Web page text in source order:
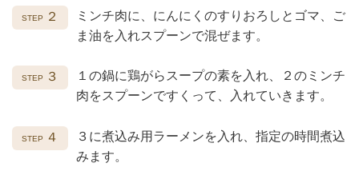
２
ミンチ肉に、にんにくのすりおろしとゴマ、ご
ま油を入れスプーンで混ぜます。
３
１の鍋に鶏がらスープの素を入れ、２のミンチ
肉をスプーンですくって、入れていきます。
４
３に煮込み用ラーメンを入れ、指定の時間煮込
みます。